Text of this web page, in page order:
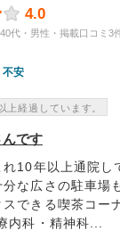
4.0
代・男性・掲載口コミ3件
不安
上経過しています。
です
10年以上通院し
な広さの駐車場
できる喫茶コー
内科・精神科...